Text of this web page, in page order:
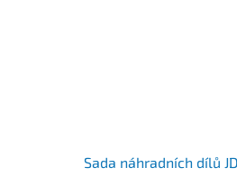
Sada náhradních dílů